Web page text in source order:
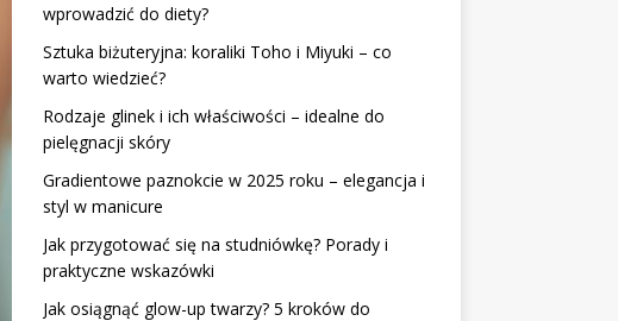
wprowadzić do diety?
Sztuka biżuteryjna: koraliki Toho i Miyuki – co
warto wiedzieć?
Rodzaje glinek i ich właściwości – idealne do
pielęgnacji skóry
Gradientowe paznokcie w 2025 roku – elegancja i
styl w manicure
Jak przygotować się na studniówkę? Porady i
praktyczne wskazówki
Jak osiągnąć glow-up twarzy? 5 kroków do